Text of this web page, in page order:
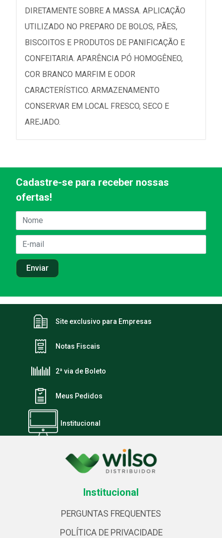
DIRETAMENTE SOBRE A MASSA. APLICAÇÃO
UTILIZADO NO PREPARO DE BOLOS, PÃES,
BISCOITOS E PRODUTOS DE PANIFICAÇÃO E
CONFEITARIA. APARÊNCIA PÓ HOMOGÊNEO,
COR BRANCO MARFIM E ODOR
CARACTERÍSTICO. ARMAZENAMENTO
CONSERVAR EM LOCAL FRESCO, SECO E
AREJADO.
Cadastre-se para receber nossas
ofertas!
Site exclusivo para Empresas
Notas Fiscais
2ª via de Boleto
Meus Pedidos
Institucional
Institucional
PERGUNTAS FREQUENTES
POLÍTICA DE PRIVACIDADE